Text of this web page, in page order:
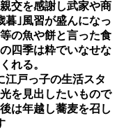
交を感謝し武家や商
暮｣風習が盛んになっ
の魚や餅と言った食
四季は粋でいなせな
れる。
江戸っ子の生活スタ
を見出したいもので
は年越し蕎麦を召し